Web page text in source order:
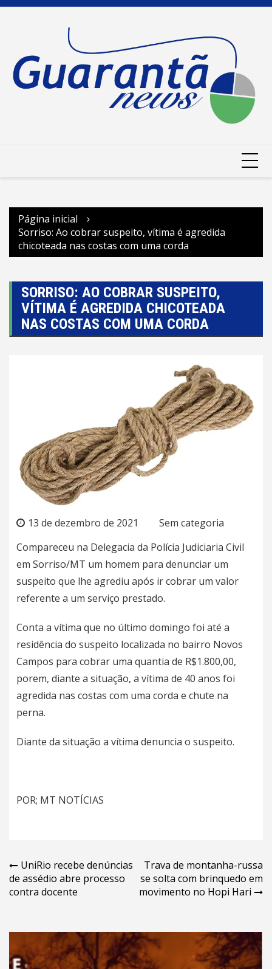
Ir
Página inicial
Sorriso: Ao cobrar suspeito, vítima é agredida
chicoteada nas costas com uma corda
SORRISO: AO COBRAR SUSPEITO,
VÍTIMA É AGREDIDA CHICOTEADA
NAS COSTAS COM UMA CORDA
13 de dezembro de 2021
Sem categoria
Compareceu na Delegacia da Polícia Judiciaria Civil
em Sorriso/MT um homem para denunciar um
suspeito que lhe agrediu após ir cobrar um valor
referente a um serviço prestado.
Conta a vítima que no último domingo foi até a
residência do suspeito localizada no bairro Novos
Campos para cobrar uma quantia de R$1.800,00,
porem, diante a situação, a vítima de 40 anos foi
agredida nas costas com uma corda e chute na
perna.
Diante da situação a vítima denuncia o suspeito.
POR; MT NOTÍCIAS
Navegação
de
UniRio recebe denúncias
de assédio abre processo
contra docente
Trava de montanha-russa
se solta com brinquedo em
movimento no Hopi Hari